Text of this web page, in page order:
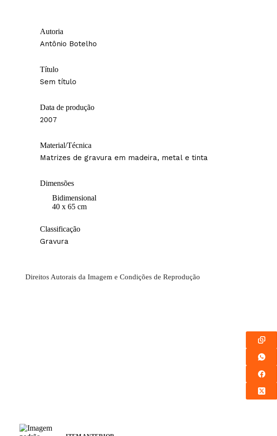
Autoria
Antônio Botelho
Título
Sem título
Data de produção
2007
Material/Técnica
Matrizes de gravura em madeira, metal e tinta
Dimensões
Bidimensional
40 x 65 cm
Classificação
Gravura
Direitos Autorais da Imagem e Condições de Reprodução